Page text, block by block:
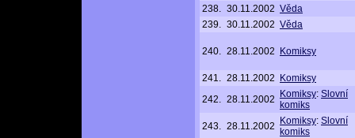
238. 30.11.2002 Věda
239. 30.11.2002 Věda
240. 28.11.2002 Komiksy
241. 28.11.2002
Komiksy
242. 28.11.2002 Komiksy: Slovní
komiks
243. 28.11.2002 Komiksy: Slovní
komiks